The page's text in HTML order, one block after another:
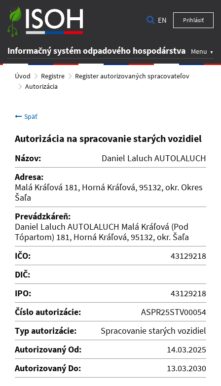
Informačný systém odpadového hospodárstva Menu
EN Prihlásiť
Úvod Registre
Register autorizovaných spracovateľov
Autorizácia
Späť
Autorizácia na spracovanie starých vozidiel
Názov:
Daniel Laluch AUTOLALUCH
Adresa:
Malá Kráľová 181, Horná Kráľová, 95132, okr. Okres
Šaľa
Prevádzkáreň:
Daniel Laluch AUTOLALUCH Malá Kráľová (Pod
Tópartom) 181, Horná Kráľová, 95132, okr. Šaľa
IČO:
43129218
DIČ:
IPO:
43129218
Číslo autorizácie:
ASPR25STV00054
Typ autorizácie:
Spracovanie starých vozidiel
Autorizovaný Od:
14.03.2025
Autorizovaný Do:
13.03.2030